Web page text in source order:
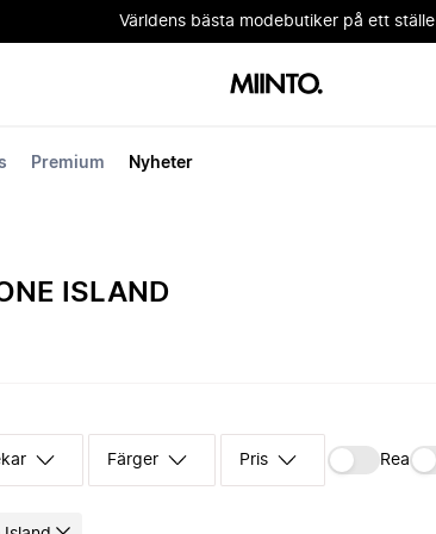
Världens bästa modebutiker på ett ställe
Premium Nyheter
ISLAND
Färger Pris Rea